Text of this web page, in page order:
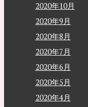
2020年10月
2020年9月
2020年8月
2020年7月
2020年6月
2020年5月
2020年4月